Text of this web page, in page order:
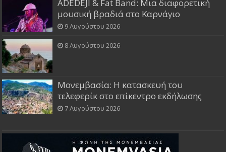
ADÉDÈJÌ & Fat Band: Μια διαφορετική
μουσική βραδιά στο Καρνάγιο
9 Αυγούστου 2026
8 Αυγούστου 2026
Μονεμβασία: Η κατασκευή του
τελεφερίκ στο επίκεντρο εκδήλωσης
7 Αυγούστου 2026